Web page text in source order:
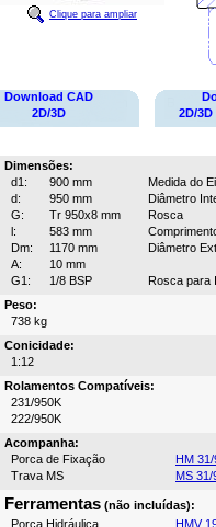
Clique para ampliar
Download CAD
2D/3D
2D/
Dimensões:
d1:
900 mm
Medida do
d:
950 mm
Diâmetro
G:
Tr 950x8 mm
Rosca
l:
583 mm
Dm:
1170 mm
Diâmetro
A:
10 mm
G1:
1/8 BSP
Rosca para
Peso:
738 kg
Conicidade:
1:12
Rolamentos Compatíveis:
231/950K
222/950K
Acompanha:
Porca de Fixação
HM
Trava MS
MS 31/
Ferramentas (não incluídas):
Porca Hidráulica
HMV